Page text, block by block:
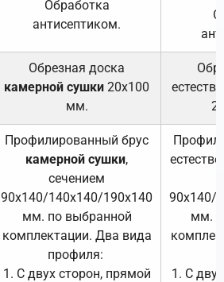
Обработка
антисептиком.
Обрезная доска
камерной сушки 20х100
мм.
Профилированный брус
камерной сушки,
сечением
90х140/140х140/190х140
мм. по выбранной
комплектации. Два вида
профиля:
1. С двух сторон, прямой
90х140/
мм.
1. С